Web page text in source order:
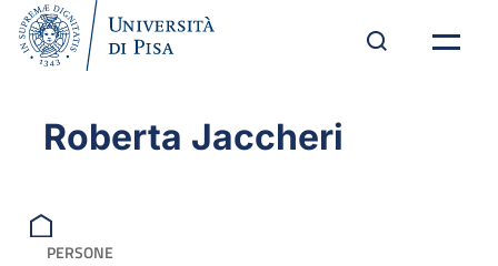
Roberta Jaccheri
PERSONE